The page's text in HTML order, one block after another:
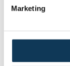
Marketing